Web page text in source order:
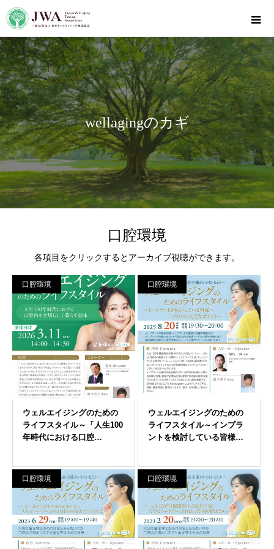
wellagingのカギ
口腔環境
口腔環境 口腔環境
口腔環境 口腔環境